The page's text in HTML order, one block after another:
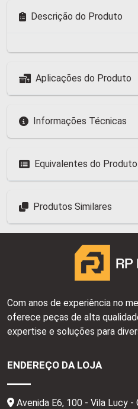
Descrição do Produto
Aplicações do Produto
Informações Técnicas
Equivalentes do Produto
Produtos Similares
Com anos de experiência no
oferece peças de alta
expertise e soluções para
ENDEREÇO DA LOJA
Avenida E6, 100 - Vila Lucy -